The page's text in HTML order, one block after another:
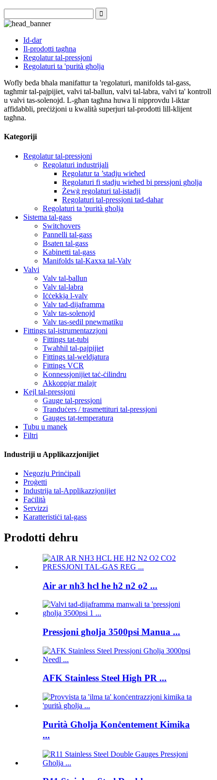
Id-dar
Il-prodotti tagħna
Regolatur tal-pressjoni
Regolaturi ta 'purità għolja
Wofly beda bħala manifattur ta 'regolaturi, manifolds tal-gass,
tagħmir tal-pajpijiet, valvi tal-ballun, valvi tal-labra, valvi ta' kontroll
u valvi tas-solenojd. L-għan tagħna huwa li nipprovdu l-iktar
affidabbli, preċiżjoni u kwalità superjuri tal-prodotti lill-klijent
tagħna.
Kategoriji
Regolatur tal-pressjoni
Regolaturi industrijali
Regolatur ta ’stadju wieħed
Regolaturi fi stadju wieħed bi pressjoni għolja
Żewġ regolaturi tal-istadji
Regolaturi tal-pressjoni tad-dahar
Regolaturi ta 'purità għolja
Sistema tal-gass
Switchovers
Pannelli tal-gass
Bsaten tal-gass
Kabinetti tal-gass
Manifolds tal-Kaxxa tal-Valv
Valvi
Valv tal-ballun
Valv tal-labra
Iċċekkja l-valv
Valv tad-dijaframma
Valv tas-solenojd
Valv tas-sedil pnewmatiku
Fittings tal-istrumentazzjoni
Fittings tat-tubi
Twaħħil tal-pajpijiet
Fittings tal-weldjatura
Fittings VCR
Konnessjonijiet taċ-ċilindru
Akkoppjar malajr
Kejl tal-pressjoni
Gauge tal-pressjoni
Tranduċers / trasmettituri tal-pressjoni
Gauges tat-temperatura
Tubu u manek
Filtri
Industriji u Applikazzjonijiet
Negozju Prinċipali
Proġetti
Industrija tal-Applikazzjonijiet
Faċilità
Servizzi
Karatteristiċi tal-gass
Prodotti dehru
Air ar nh3 hcl he h2 n2 o2 ...
Pressjoni għolja 3500psi Manua ...
AFK Stainless Steel High PR ...
Purità Għolja Konċentement Kimika
...